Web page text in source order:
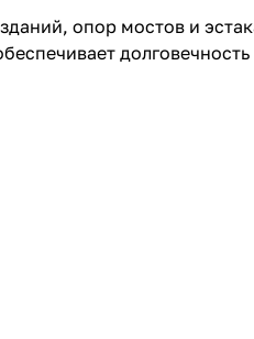
опор мостов и